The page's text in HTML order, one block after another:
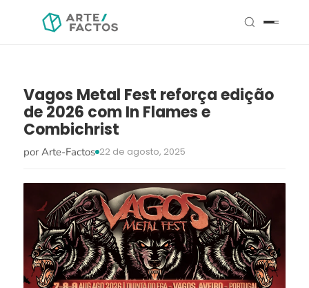
Vagos Metal Fest reforça edição
de 2026 com In Flames e
Combichrist
por Arte-Factos 22 de agosto, 2025